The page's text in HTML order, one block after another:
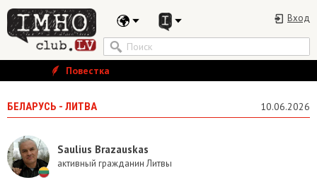
Вход
Повестка
БЕЛАРУСЬ - ЛИТВА 10.06.2026
Saulius Brazauskas
активный гражданин Литвы